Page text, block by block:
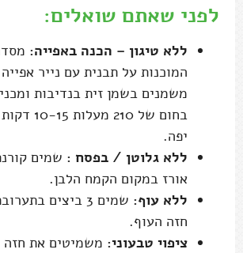
לפני שאתם שואלים:
ללא טיגון – הכנה באפייה:
המוכנות על תבנית עם נייר
משמנים בשמן זית בנדיבות
בחום של
יפה.
ללא גלוטן / בפסח : שמים
אורז במקום הקמח הלבן.
ללא עוף:
שמים 3 ביצים
חזה העוף.
ציפוי טבעוני: משמיטים את חזה